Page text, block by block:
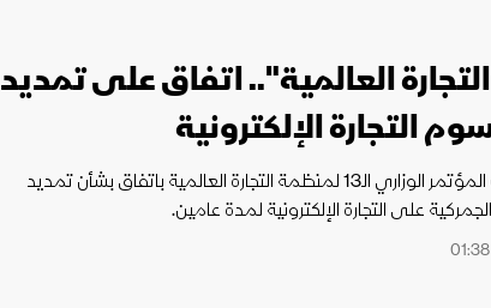
العالمية".. اتفاق على تمديد
التجارة الإلكترونية
انتهت فعاليات المؤتمر الوزاري الـ13 لمنظمة التجارة العالمية باتفاق بشأن تمديد
على التجارة الإلكترونية لمدة عامين.